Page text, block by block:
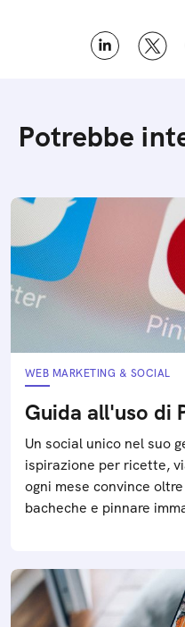
Potrebbe
WEB MARKETING & SOCIAL
Guida all'uso di
Un social unico nel suo
ispirazione per ricette,
ogni mese convince
bacheche e pinnare